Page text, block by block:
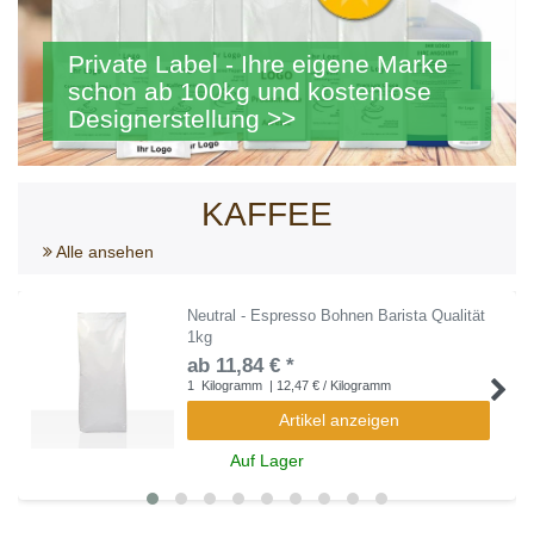
Private Label - Ihre eigene Marke
schon ab 100kg und kostenlose
Designerstellung >>
KAFFEE
Alle ansehen
Neutral - Espresso Bohnen Barista Qualität
1kg
ab 11,84 € *
1 Kilogramm | 12,47 € / Kilogramm
Artikel anzeigen
Auf Lager